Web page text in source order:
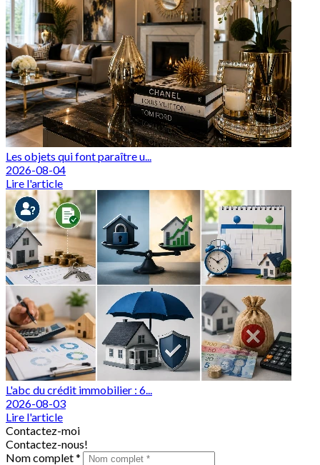
Les objets qui font paraître u...
2026-08-04
Lire l'article
L'abc du crédit immobilier : 6...
2026-08-03
Lire l'article
Contactez-moi
Contactez-nous!
Nom complet *